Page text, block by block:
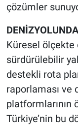
çözümler
Küresel ölçekte
sürdürülebilir
destekli rota
raporlaması
platformlarının
Türkiye’nin bu